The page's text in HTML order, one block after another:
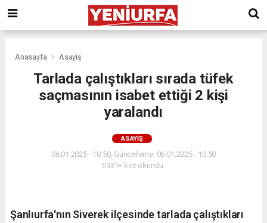
Anasayfa Asayiş
Tarlada çalıştıkları sırada tüfek
saçmasının isabet ettiği 2 kişi
yaralandı
ASAYIŞ
06.01.2025 - 10:50, Güncelleme: 06.01.2025 - 10:50
6931+ kez okundu.
Şanlıurfa'nın Siverek ilçesinde tarlada çalıştıkları